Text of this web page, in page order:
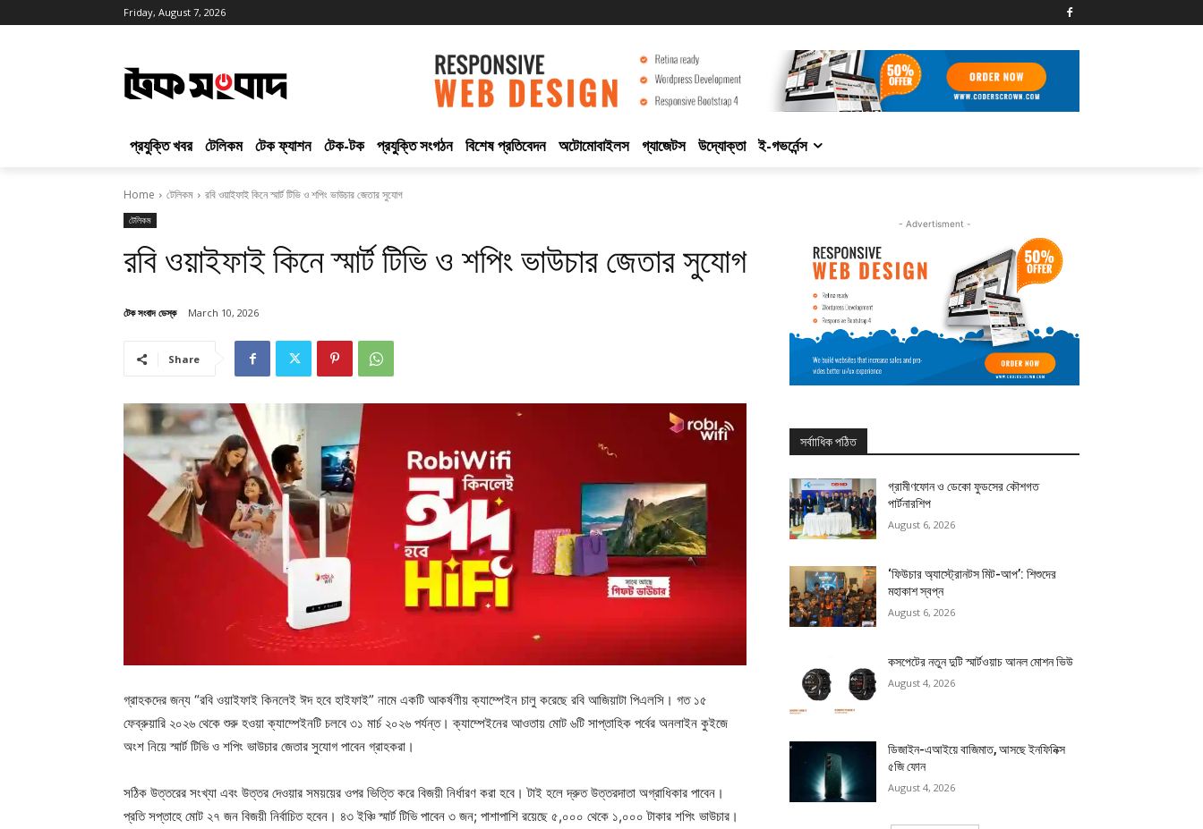
Friday, August 7, 2026
প্রযুক্তি খবর টেলিকম টেক ফ্যাশন টেক-টক প্রযুক্তি সংগঠন বিশেষ প্রতিবেদন অটোমোবাইলস গ্যাজেটস উদ্যোক্তা ই-গভর্নেন্স
Home টেলিকম রবি ওয়াইফাই কিনে স্মার্ট টিভি ও শপিং ভাউচার জেতার সুযোগ
টেলিকম
রবি ওয়াইফাই কিনে স্মার্ট টিভি ও শপিং ভাউচার জেতার সুযোগ
টেক সংবাদ ডেস্ক March 10, 2026
Share
গ্রাহকদের জন্য “রবি ওয়াইফাই কিনলেই ঈদ হবে হাইফাই” নামে একটি আকর্ষণীয় ক্যাম্পেইন চালু করেছে রবি আজিয়াটা পিএলসি। গত ১৫
ফেব্রুয়ারি ২০২৬ থেকে শুরু হওয়া ক্যাম্পেইনটি চলবে ৩১ মার্চ ২০২৬ পর্যন্ত। ক্যাম্পেইনের আওতায় মোট ৬টি সাপ্তাহিক পর্বের অনলাইন কুইজে
অংশ নিয়ে স্মার্ট টিভি ও শপিং ভাউচার জেতার সুযোগ পাবেন গ্রাহকরা।
সঠিক উত্তরের সংখ্যা এবং উত্তর দেওয়ার সময়য়ের ওপর ভিত্তি করে বিজয়ী নির্ধারণ করা হবে। টাই হলে দ্রুত উত্তরদাতা অগ্রাধিকার পাবেন।
প্রতি সপ্তাহে মোট ২৭ জন বিজয়ী নির্বাচিত হবেন। ৪৩ ইঞ্চি স্মার্ট টিভি পাবেন ৩ জন; পাশাপাশি রয়েছে ৫,০০০ থেকে ১,০০০ টাকার শপিং ভাউচার।
- Advertisment -
সর্বাাধিক পঠিত
গ্রামীণফোন ও ডেকো ফুডসের কৌশগত
পার্টনারশিপ
August 6, 2026
‘ফিউচার অ্যাস্ট্রোনটস মিট-আপ’: শিশুদের
মহাকাশ স্বপ্ন
August 6, 2026
কসপেটের নতুন দুটি স্মার্টওয়াচ আনল মোশন ভিউ
August 4, 2026
ডিজাইন-এআইয়ে বাজিমাত, আসছে ইনফিনিক্স
৫জি ফোন
August 4, 2026